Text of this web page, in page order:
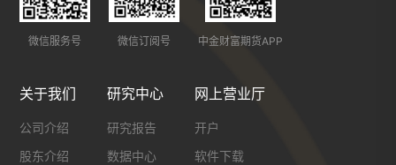
微信服务号 微信订阅号 中金财富期货APP
关于我们
公司介绍
股东介绍
研究中心
研究报告
数据中心
网上营业厅
开户
软件下载